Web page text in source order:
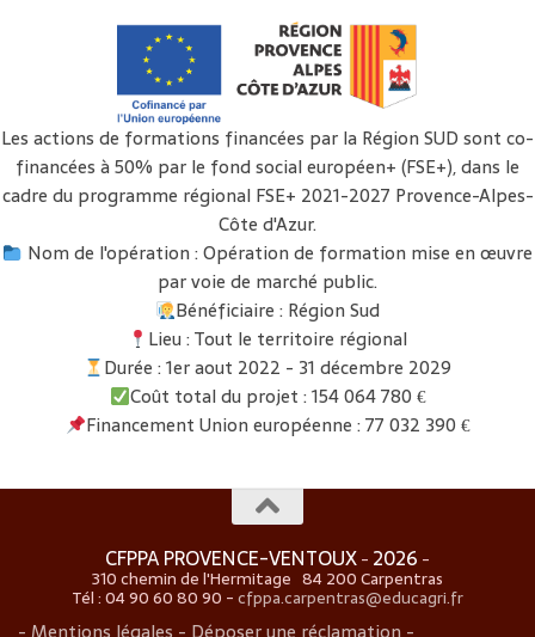
Les actions de formations financées par la Région SUD sont co-
financées à 50% par le fond social européen+ (FSE+), dans le
cadre du programme régional FSE+ 2021-2027 Provence-Alpes-
Côte d'Azur.
Nom de l'opération : Opération de formation mise en œuvre
par voie de marché public.
Bénéficiaire : Région Sud
Lieu : Tout le territoire régional
Durée : 1er aout 2022 - 31 décembre 2029
Coût total du projet : 154 064 780 €
Financement Union européenne : 77 032 390 €
CFPPA PROVENCE-VENTOUX- 2026 -
310 chemin de l'Hermitage 84 200 Carpentras
Tél : 04 90 60 80 90 -cfppa.carpentras@educagri.fr